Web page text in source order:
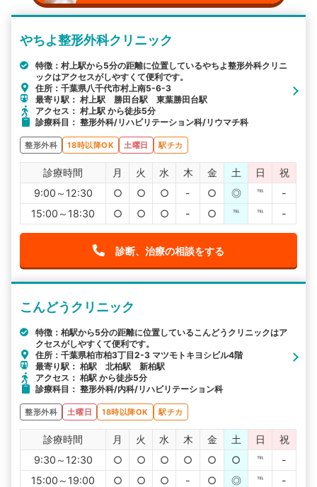
やちよ整形外科クリニック
特徴：村上駅から5分の距離に位置しているやちよ整形外科クリニ
ックはアクセスがしやすくて便利です。
住所：千葉県八千代市村上南5-6-3
最寄り駅： 村上駅 勝田台駅 東葉勝田台駅
アクセス： 村上駅 から徒歩5分
診療科目： 整形外科/リハビリテーション科/リウマチ科
整形外科 18時以降OK 土曜日 駅チカ
診療時間 月 火 水 木 金 土 日
祝
9:00～12:30
○ ○ ○ - ○ ◎ ℡
-
15:00～18:30
○ ○ ○ - ○ ℡ ℡ -
診断、治療の相談をする
こんどうクリニック
特徴：柏駅から5分の距離に位置しているこんどうクリニックはア
クセスがしやすくて便利です。
住所：千葉県柏市柏3丁目2-3 マツモトキヨシビル4階
最寄り駅： 柏駅 北柏駅 新柏駅
アクセス： 柏駅 から徒歩5分
診療科目： 整形外科/内科/リハビリテーション科
整形外科 土曜日 18時以降OK 駅チカ
診療時間 月 火 水 木 金 土 日
祝
9:30～12:30
○ ○ ○ ○ ○ ○ ℡
-
15:00～19:00
○ ○ ○ - ○ ◎ ℡ -